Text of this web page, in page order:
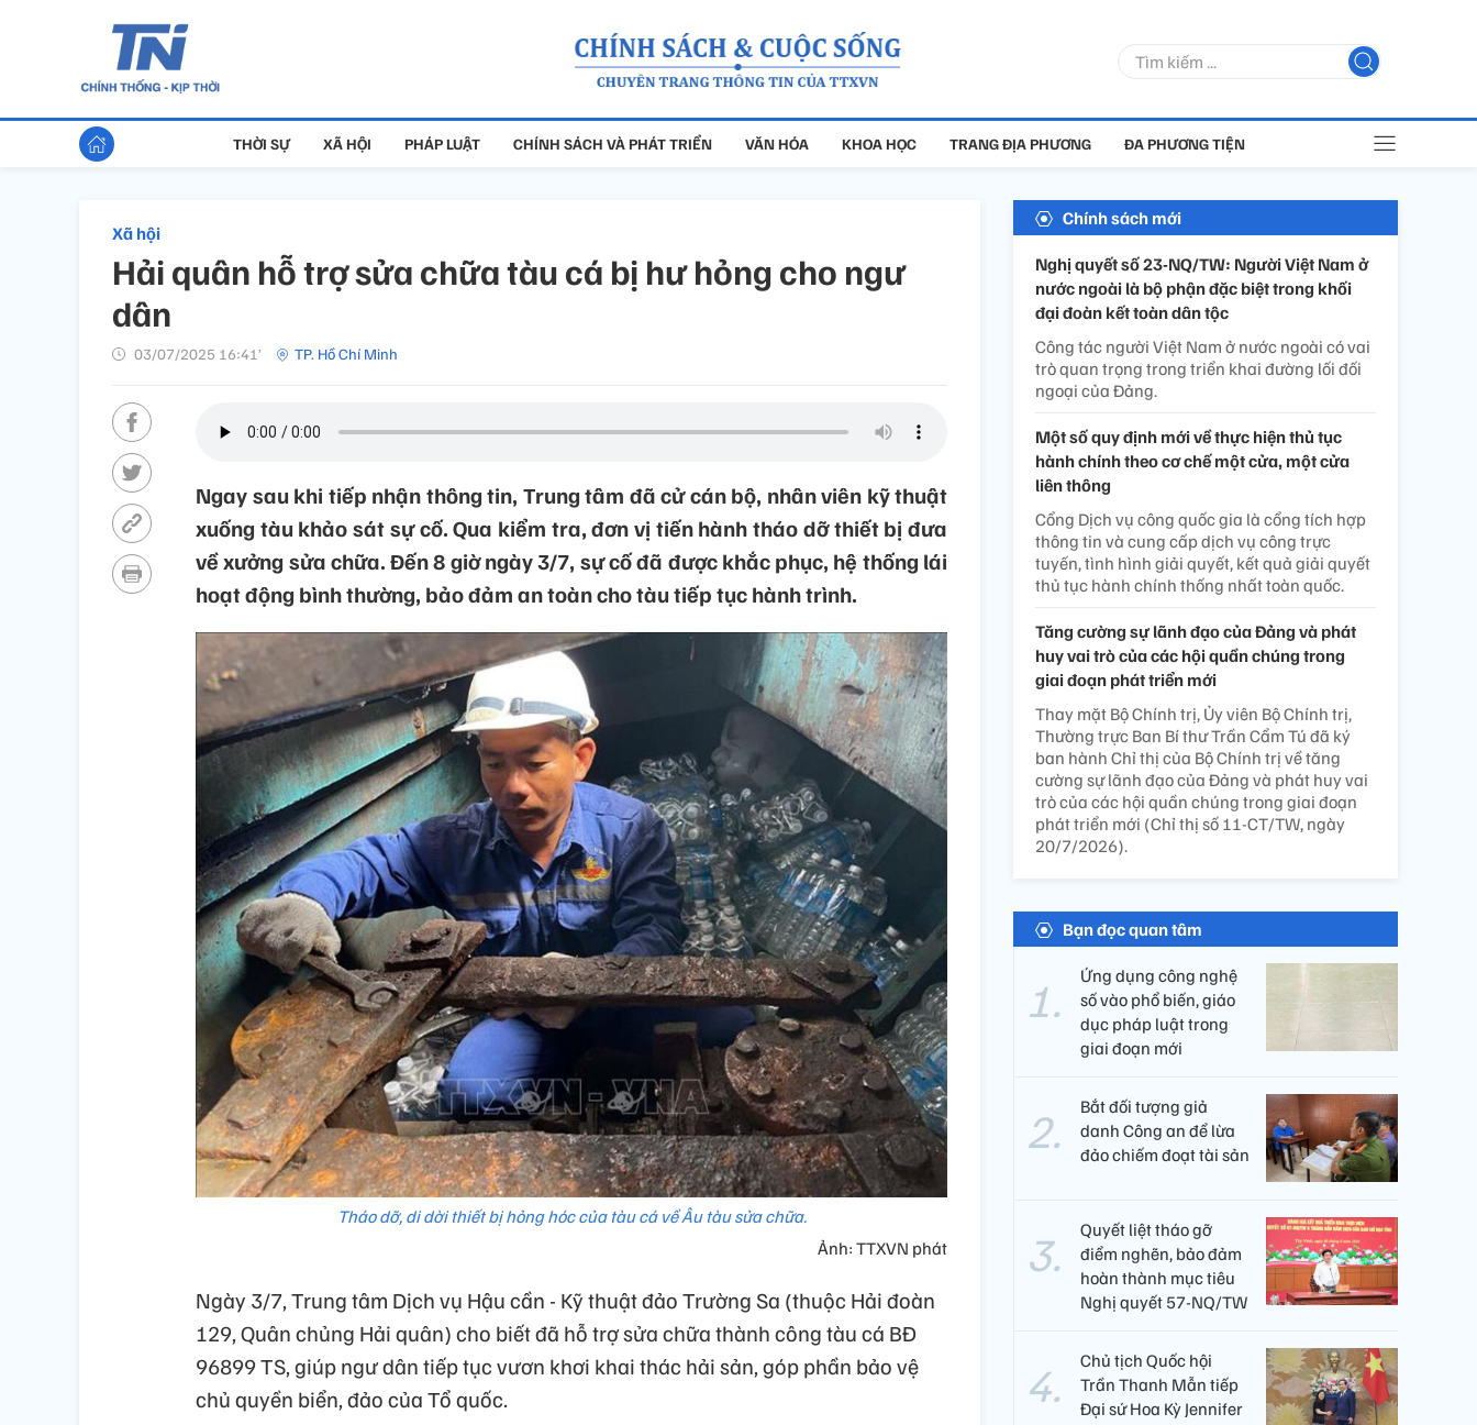
THỜI SỰ XÃ HỘI PHÁP LUẬT CHÍNH SÁCH VÀ PHÁT TRIỂN VĂN HÓA KHOA HỌC TRANG ĐỊA PHƯƠNG ĐA PHƯƠNG TIỆN
Xã hội
Hải quân hỗ trợ sửa chữa tàu cá bị hư hỏng cho ngư
dân
03/07/2025 16:41’ TP. Hồ Chí Minh
Ngay sau khi tiếp nhận thông tin, Trung tâm đã cử cán bộ, nhân viên kỹ thuật
xuống tàu khảo sát sự cố. Qua kiểm tra, đơn vị tiến hành tháo dỡ thiết bị đưa
về xưởng sửa chữa. Đến 8 giờ ngày 3/7, sự cố đã được khắc phục, hệ thống lái
hoạt động bình thường, bảo đảm an toàn cho tàu tiếp tục hành trình.
Tháo dỡ, di dời thiết bị hỏng hóc của tàu cá về Âu tàu sửa chữa.
Ảnh: TTXVN phát
Ngày 3/7, Trung tâm Dịch vụ Hậu cần - Kỹ thuật đảo Trường Sa (thuộc Hải đoàn
129, Quân chủng Hải quân) cho biết đã hỗ trợ sửa chữa thành công tàu cá BĐ
96899 TS, giúp ngư dân tiếp tục vươn khơi khai thác hải sản, góp phần bảo vệ
chủ quyền biển, đảo của Tổ quốc.
Chính sách mới
Nghị quyết số 23-NQ/TW: Người Việt Nam ở
nước ngoài là bộ phận đặc biệt trong khối
đại đoàn kết toàn dân tộc
Công tác người Việt Nam ở nước ngoài có vai
trò quan trọng trong triển khai đường lối đối
ngoại của Đảng.
Một số quy định mới về thực hiện thủ tục
hành chính theo cơ chế một cửa, một cửa
liên thông
Cổng Dịch vụ công quốc gia là cổng tích hợp
thông tin và cung cấp dịch vụ công trực
tuyến, tình hình giải quyết, kết quả giải quyết
thủ tục hành chính thống nhất toàn quốc.
Tăng cường sự lãnh đạo của Đảng và phát
huy vai trò của các hội quần chúng trong
giai đoạn phát triển mới
Thay mặt Bộ Chính trị, Ủy viên Bộ Chính trị,
Thường trực Ban Bí thư Trần Cẩm Tú đã ký
ban hành Chỉ thị của Bộ Chính trị về tăng
cường sự lãnh đạo của Đảng và phát huy vai
trò của các hội quần chúng trong giai đoạn
phát triển mới (Chỉ thị số 11-CT/TW, ngày
20/7/2026).
Bạn đọc quan tâm
Ứng dụng công nghệ
số vào phổ biến, giáo
dục pháp luật trong
giai đoạn mới
Bắt đối tượng giả
danh Công an để lừa
đảo chiếm đoạt tài sản
Quyết liệt tháo gỡ
điểm nghẽn, bảo đảm
hoàn thành mục tiêu
Nghị quyết 57-NQ/TW
Chủ tịch Quốc hội
Trần Thanh Mẫn tiếp
Đại sứ Hoa Kỳ Jennifer